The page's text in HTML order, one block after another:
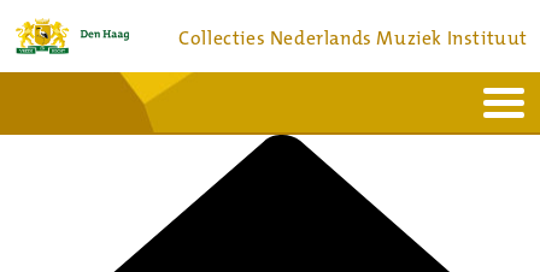
Collecties Nederlands Muziek Instituut
Bronnen en collecties